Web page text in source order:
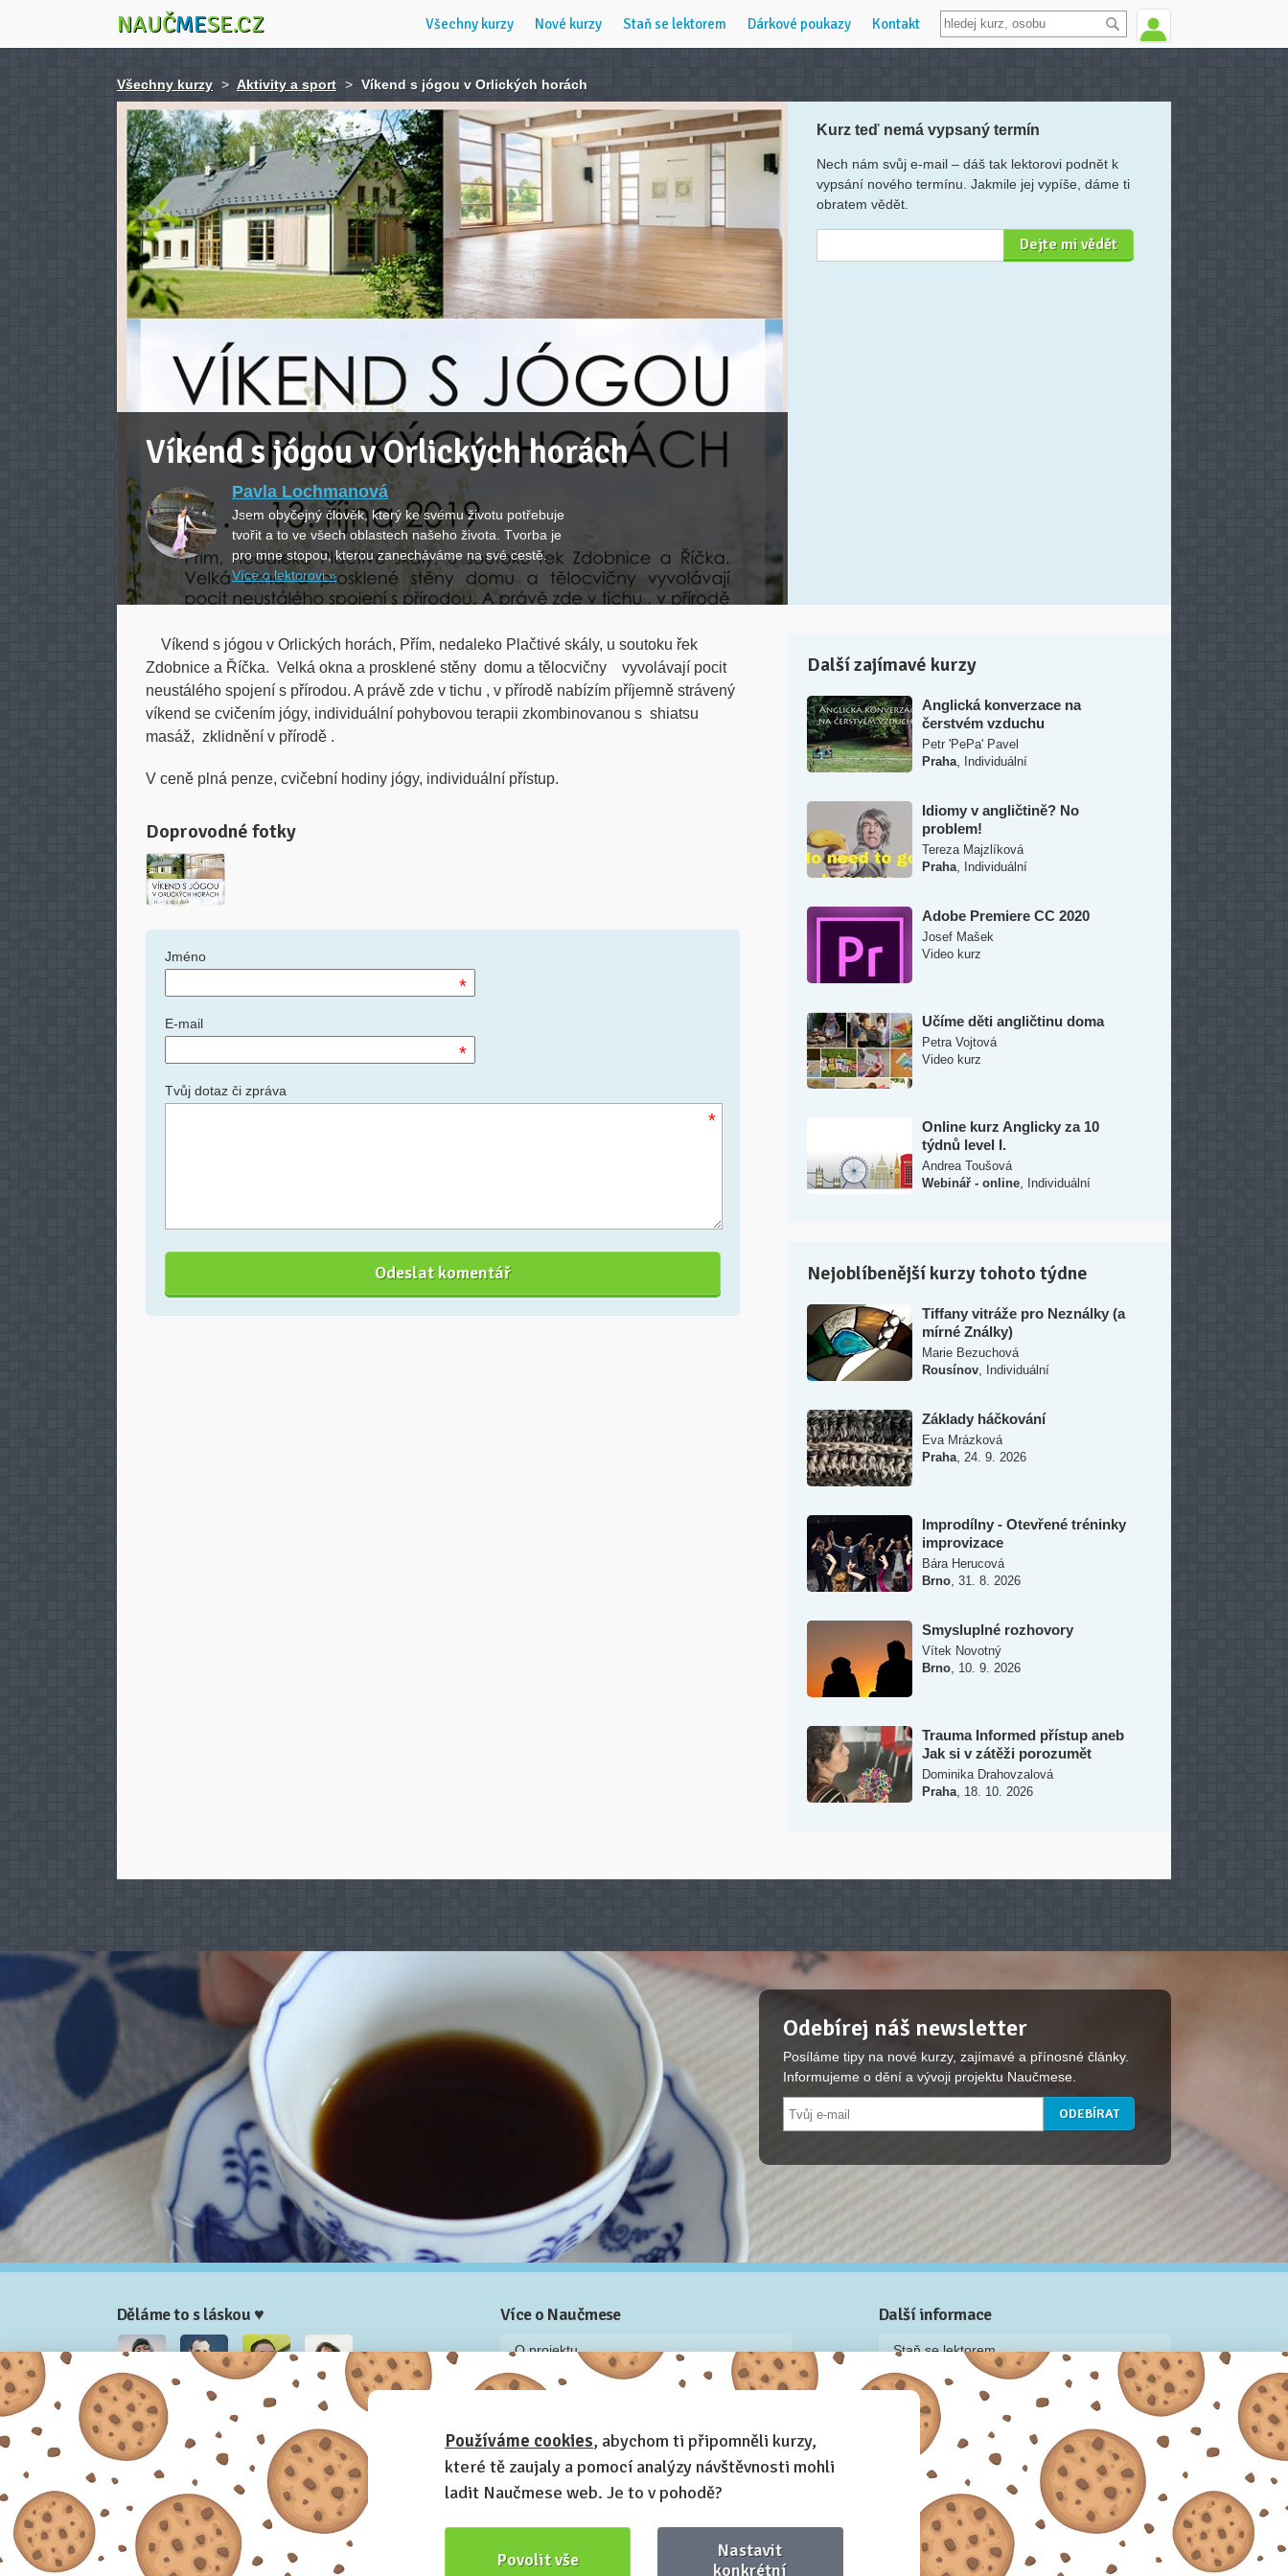
NAUČMESE.CZ Všechny kurzy Nové kurzy Staň se lektorem Dárkové poukazy Kontakt
Všechny kurzy > Aktivity a sport > Víkend s jógou v Orlických horách
Víkend s jógou v Orlických horách
Pavla Lochmanová
Jsem obyčejný člověk, který ke svému životu potřebuje
tvořit a to ve všech oblastech našeho života. Tvorba je
pro mne stopou, kterou zanecháváme na své cestě.
Více o lektorovi »
Kurz teď nemá vypsaný termín
Nech nám svůj e-mail – dáš tak lektorovi podnět k
vypsání nového termínu. Jakmile jej vypíše, dáme ti
obratem vědět.
Víkend s jógou v Orlických horách, Přím, nedaleko Plačtivé skály, u soutoku řek
Zdobnice a Říčka. Velká okna a prosklené stěny domu a tělocvičny vyvolávají pocit
neustálého spojení s přírodou. A právě zde v tichu , v přírodě nabízím příjemně strávený
víkend se cvičením jógy, individuální pohybovou terapii zkombinovanou s shiatsu
masáž, zklidnění v přírodě .
V ceně plná penze, cvičební hodiny jógy, individuální přístup.
Doprovodné fotky
Jméno
*
E-mail
*
Tvůj dotaz či zpráva
*
Další zajímavé kurzy
Anglická konverzace na
čerstvém vzduchu
Petr 'PePa' Pavel
Praha
Individuální
Idiomy v angličtině? No
problem!
Tereza Majzlíková
Praha
Individuální
Adobe Premiere CC 2020
Josef Mašek
Video kurz
Učíme děti angličtinu doma
Petra Vojtová
Video kurz
Online kurz Anglicky za 10
týdnů level I.
Andrea Toušová
Webinář - online
Individuální
Nejoblíbenější kurzy tohoto týdne
Tiffany vitráže pro Neználky (a
mírné Ználky)
Marie Bezuchová
Rousínov
Individuální
Základy háčkování
Eva Mrázková
Praha 24. 9. 2026
Improdílny - Otevřené tréninky
improvizace
Bára Herucová
Brno 31. 8. 2026
Smysluplné rozhovory
Vítek Novotný
Brno 10. 9. 2026
Trauma Informed přístup aneb
Jak si v zátěži porozumět
Dominika Drahovzalová
Praha 18. 10. 2026
Odebírej náš newsletter
Posíláme tipy na nové kurzy, zajímavé a přínosné články.
Informujeme o dění a vývoji projektu Naučmese.
Děláme to s láskou ♥
Nela Josef Honza
Více o Naučmese
O projektu
Blog: recenze z kurzů, rozhovory a články
Příběh Naučmese
Naučmese festivaly
Náš systém pro vaši firmu
Prostory pro pořádání kurzů
Kontakt a fakturační údaje
Další informace
Staň se lektorem
Video: Jak připravit kurz na Naučmese
Často kladené dotazy
Dárkové poukazy
Podmínky užívání
Obchodní podmínky
Zásady používání cookie souborů
Pravidla ochrany osobních údajů
Používáme cookies, abychom ti připomněli kurzy,
které tě zaujaly a pomocí analýzy návštěvnosti mohli
ladit Naučmese web. Je to v pohodě?
Povolit vše
Nastavit
konkrétní